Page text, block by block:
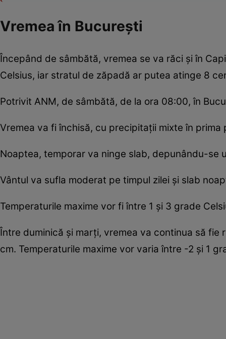
Vremea în București
Începând de sâmbătă, vremea se va răci și în
Celsius, iar stratul de zăpadă ar putea atinge 8
Potrivit ANM, de sâmbătă, de la ora 08:00, în
Vremea va fi închisă, cu precipitații mixte în prima
Noaptea, temporar va ninge slab, depunându-se
Vântul va sufla moderat pe timpul zilei și slab
Temperaturile maxime vor fi între 1 și 3 grade
Între duminică și marți, vremea va continua să
cm. Temperaturile maxime vor varia între -2 și 1